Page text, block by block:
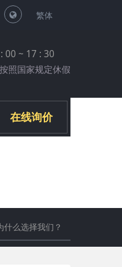
T
o
g
l
e
繁体
00 ~ 17 : 30
照国家规定休假
在线询价
什么选择我们？